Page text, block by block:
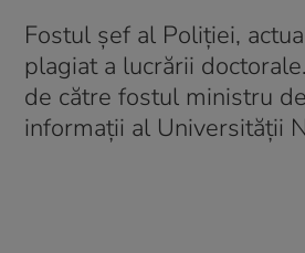
Fostul șef al Poliției,
plagiat a lucrării
de către fostul ministru
informații al Universității